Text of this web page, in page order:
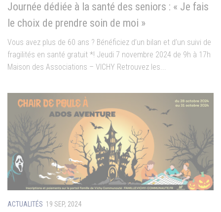
Journée dédiée à la santé des seniors : « Je fais
le choix de prendre soin de moi »
Vous avez plus de 60 ans ? Bénéficiez d’un bilan et d’un suivi de
fragilités en santé gratuit *! Jeudi 7 novembre 2024 de 9h à 17h
Maison des Associations – VICHY Retrouvez les...
ACTUALITÉS 19 SEP, 2024